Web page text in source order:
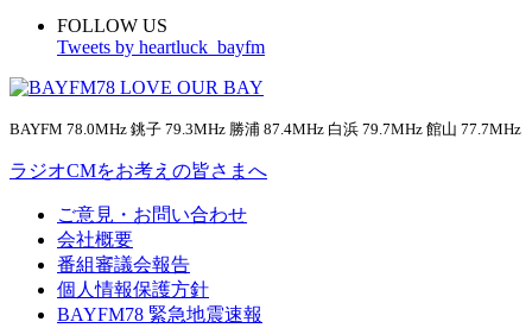
FOLLOW US
Tweets by heartluck_bayfm
BAYFM 78.0MHz 銚子 79.3MHz 勝浦 87.4MHz 白浜 79.7MHz 館山 77.7MHz
ラジオCMをお考えの皆さまへ
ご意見・お問い合わせ
会社概要
番組審議会報告
個人情報保護方針
BAYFM78 緊急地震速報